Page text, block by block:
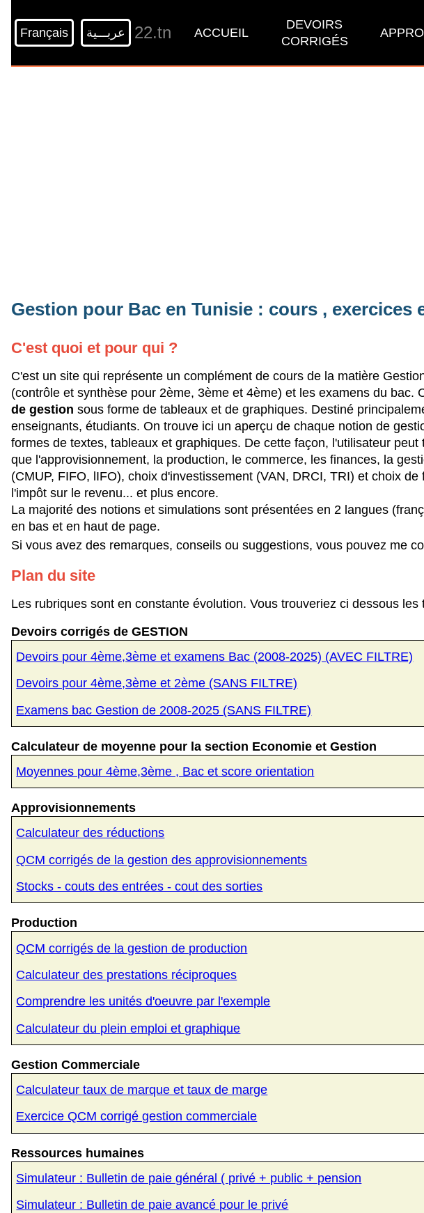
Français عربـــية 22.tn ACCUEIL
DEVOIRS
CORRIGÉS
Gestion pour Bac en Tunisie : cours , exercices
C'est quoi et pour qui ?
C'est un site qui représente un complément de cours de la matière
(contrôle et synthèse pour 2ème, 3ème et 4ème) et les examens du bac.
de gestion sous forme de tableaux et de graphiques. Destiné
enseignants, étudiants. On trouve ici un aperçu de chaque notion de
formes de textes, tableaux et graphiques. De cette façon, l'utilisateur
que l'approvisionnement, la production, le commerce, les finances, la
(CMUP, FIFO, lIFO), choix d'investissement (VAN, DRCI, TRI) et choix
l'impôt sur le revenu... et plus encore.
La majorité des notions et simulations sont présentées en 2 langues
en bas et en haut de page.
Si vous avez des remarques, conseils ou suggestions, vous pouvez me
Plan du site
Les rubriques sont en constante évolution. Vous trouveriez ci dessous
Devoirs corrigés de GESTION
Devoirs pour 4ème,3ème et examens Bac (2008-2025) (AVEC FILTRE)
Devoirs pour 4ème,3ème et 2ème (SANS FILTRE)
Examens bac Gestion de 2008-2025 (SANS FILTRE)
Calculateur de moyenne pour la section Economie et Gestion
Moyennes pour 4ème,3ème , Bac et score orientation
Approvisionnements
Calculateur des réductions
QCM corrigés de la gestion des approvisionnements
Stocks - couts des entrées - cout des sorties
Production
QCM corrigés de la gestion de production
Calculateur des prestations réciproques
Comprendre les unités d'oeuvre par l'exemple
Calculateur du plein emploi et graphique
Gestion Commerciale
Calculateur taux de marque et taux de marge
Exercice QCM corrigé gestion commerciale
Ressources humaines
Simulateur : Bulletin de paie général ( privé + public + pension
Simulateur : Bulletin de paie avancé pour le privé